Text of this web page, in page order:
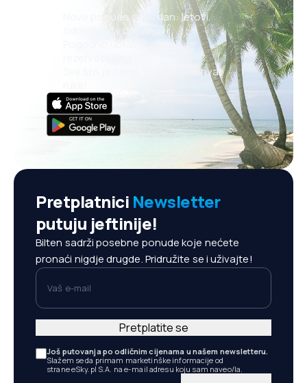
Nove ponude svaki dan: letovi,
odmori, city break-ovi
Sve što je bitno, uvijek na dohvat
Pretplatnici Newsletter
putuju jeftinije!
Bilten sadrži posebne ponude koje nećete
pronaći nigdje drugde. Pridružite se i uživajte!
Vaš e-mail
Još putovanja po odličnim cijenama u našem newsletteru.
Slažem se da primam marketinške informacije od
strane eSky.pl S.A. na e-mail adresu koju sam naveo/la.
Pretplatite se